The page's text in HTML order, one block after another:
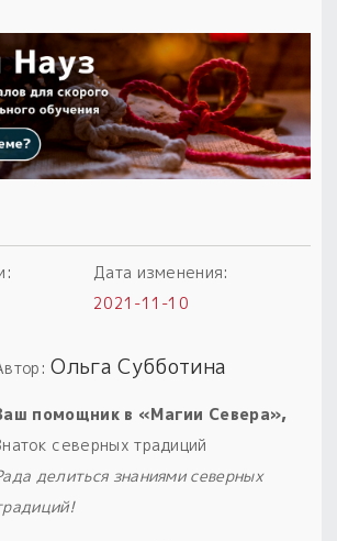
Дата изменения:
2021-11-10
Ольга Субботина
помощник в «Магии Севера»,
северных традиций
делиться знаниями северных